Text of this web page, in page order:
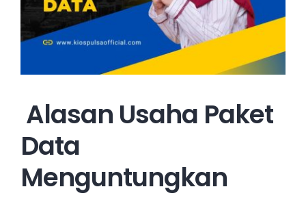
Alasan Usaha Paket
Data
Menguntungkan